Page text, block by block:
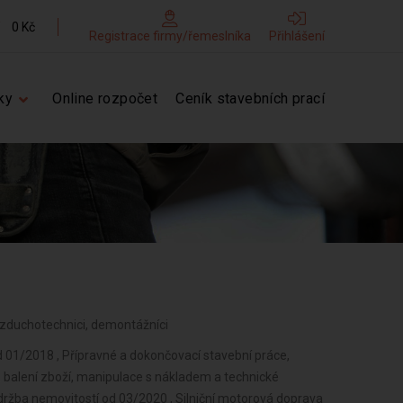
0 Kč
Registrace firmy/řemeslníka Přihlášení
Online rozpočet Ceník stavebních prací
demontážníci
2018 , Přípravné a dokončovací stavební práce,
zboží, manipulace s nákladem a technické
nemovitostí od 03/2020 , Silniční motorová doprava